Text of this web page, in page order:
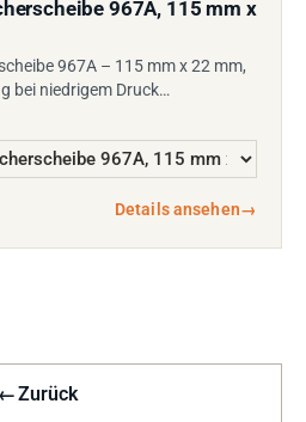
967A, 115 mm x
967A – 115 mm x 22 mm,
bei niedrigem Druck…
Details ansehen→
←Zurück